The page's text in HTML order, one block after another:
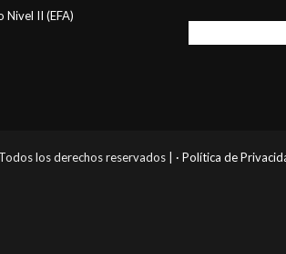
Nivel II (EFA)
los derechos reservados | · Política de